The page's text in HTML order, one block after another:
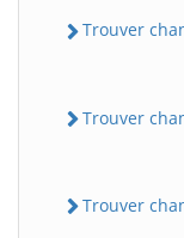
Trouver
Trouver
Trouver